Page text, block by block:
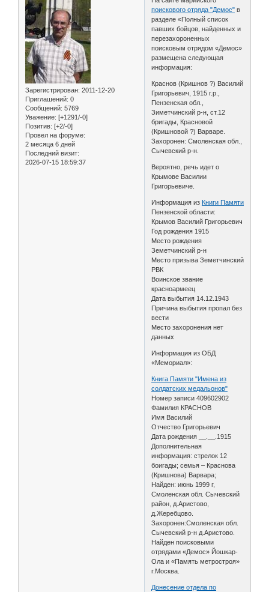
Зарегистрирован: 2011-12-20
Приглашений: 0
Сообщений: 5769
Уважение: [+1291/-0]
Позитив: [+2/-0]
Провел на форуме:
2 месяца 6 дней
Последний визит:
2026-07-15 18:59:37
поискового отряда "Демос" в
разделе «Полный список
павших бойцов, найденных и
перезахороненных
поисковым отрядом «Демос»
размещена следующая
информация:
Краснов (Кришнов ?) Василий
Григорьевич, 1915 г.р.,
Пензенская обл.,
Зиметчинский р-н, ст.12
бригады, Красновой
(Кришновой ?) Варваре.
Захоронен: Смоленская обл.,
Сычевский р-н.
Вероятно, речь идет о
Крымове Василии
Григорьевиче.
Информация из Книги Памяти
Пензенской области:
Крымов Василий Григорьевич
Год рождения 1915
Место рождения
Земетчинский р-н
Место призыва Земетчинский
РВК
Воинское звание
красноармеец
Дата выбытия 14.12.1943
Причина выбытия пропал без
вести
Место захоронения нет
данных
Информация из ОБД
«Мемориал»:
Книга Памяти "Имена из
солдатских медальонов"
Номер записи 409602902
Фамилия КРАСНОВ
Имя Василий
Отчество Григорьевич
Дата рождения __.__.1915
Дополнительная
информация: стрелок 12
боигады; семья – Краснова
(Кришнова) Варвара;
Найден: июнь 1999 г,
Смоленская обл. Сычевский
район, д.Аристово,
д.Жеребцово.
Захоронен:Смоленская обл.
Сычевский р-н д.Аристово.
Найден поисковыми
отрядами «Демос» Йошкар-
Ола и «Память метростроя»
г.Москва.
Донесение отдела по